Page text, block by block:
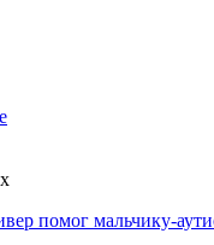
помог мальчику-